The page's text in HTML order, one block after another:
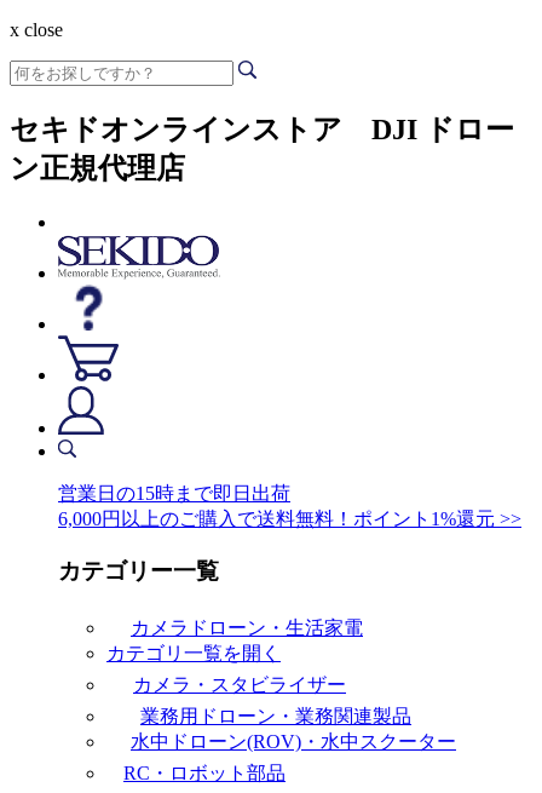
x close
セキドオンラインストア DJI ドロー
ン正規代理店
営業日の15時まで即日出荷
6,000円以上のご購入で送料無料！ポイント1%還元 >>
カテゴリー一覧
カメラドローン・生活家電
カテゴリ一覧を開く
カメラ・スタビライザー
業務用ドローン・業務関連製品
水中ドローン(ROV)・水中スクーター
RC・ロボット部品